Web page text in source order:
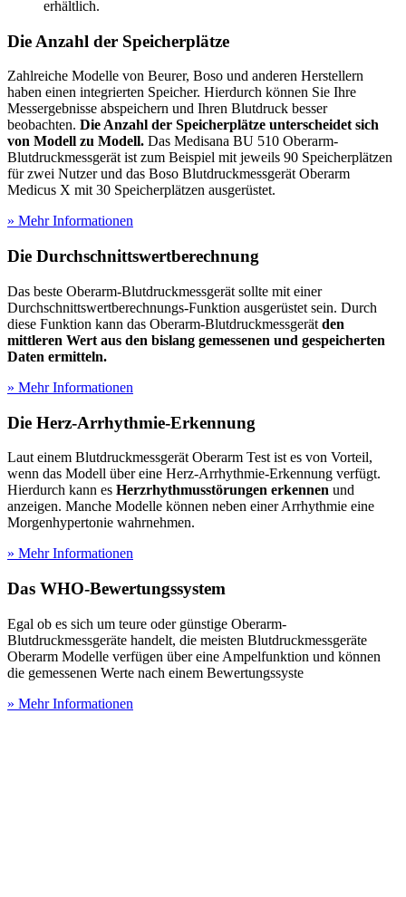
erhältlich.
Die Anzahl der Speicherplätze
Zahlreiche Modelle von Beurer, Boso und anderen Herstellern
haben einen integrierten Speicher. Hierdurch können Sie Ihre
Messergebnisse abspeichern und Ihren Blutdruck besser
beobachten. Die Anzahl der Speicherplätze unterscheidet sich
von Modell zu Modell. Das Medisana BU 510 Oberarm-
Blutdruckmessgerät ist zum Beispiel mit jeweils 90 Speicherplätzen
für zwei Nutzer und das Boso Blutdruckmessgerät Oberarm
Medicus X mit 30 Speicherplätzen ausgerüstet.
» Mehr Informationen
Die Durchschnittswertberechnung
Das beste Oberarm-Blutdruckmessgerät sollte mit einer
Durchschnittswertberechnungs-Funktion ausgerüstet sein. Durch
diese Funktion kann das Oberarm-Blutdruckmessgerät den
mittleren Wert aus den bislang gemessenen und gespeicherten
Daten ermitteln.
» Mehr Informationen
Die Herz-Arrhythmie-Erkennung
Laut einem Blutdruckmessgerät Oberarm Test ist es von Vorteil,
wenn das Modell über eine Herz-Arrhythmie-Erkennung verfügt.
Hierdurch kann es Herzrhythmusstörungen erkennen und
anzeigen. Manche Modelle können neben einer Arrhythmie eine
Morgenhypertonie wahrnehmen.
» Mehr Informationen
Das WHO-Bewertungssystem
Egal ob es sich um teure oder günstige Oberarm-
Blutdruckmessgeräte handelt, die meisten Blutdruckmessgeräte
Oberarm Modelle verfügen über eine Ampelfunktion und können
die gemessenen Werte nach einem Bewertungssyste
» Mehr Informationen